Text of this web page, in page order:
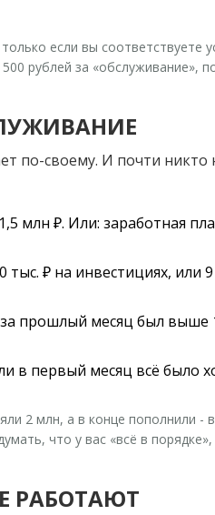
если вы соответствуете
рублей за «обслуживание»,
по-своему. И почти никто
млн ₽. Или: заработная
тыс. ₽ на инвестициях,
прошлый месяц был выше
в первый месяц всё было
2 млн, а в конце пополнили -
что у вас «всё в
РАБОТАЮТ